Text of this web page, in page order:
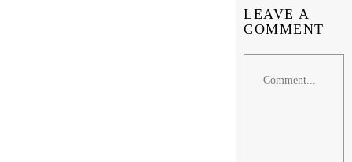
LEAVE A
COMMENT